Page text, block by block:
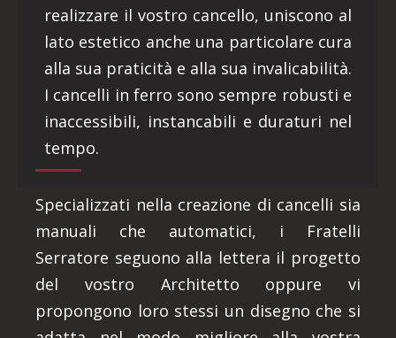
realizzare il vostro cancello, uniscono al
lato estetico anche una particolare cura
alla sua praticità e alla sua invalicabilità.
I cancelli in ferro sono sempre robusti e
inaccessibili, instancabili e duraturi nel
tempo.
Specializzati nella creazione di cancelli sia
manuali che automatici, i Fratelli
Serratore seguono alla lettera il progetto
del vostro Architetto oppure vi
propongono loro stessi un disegno che si